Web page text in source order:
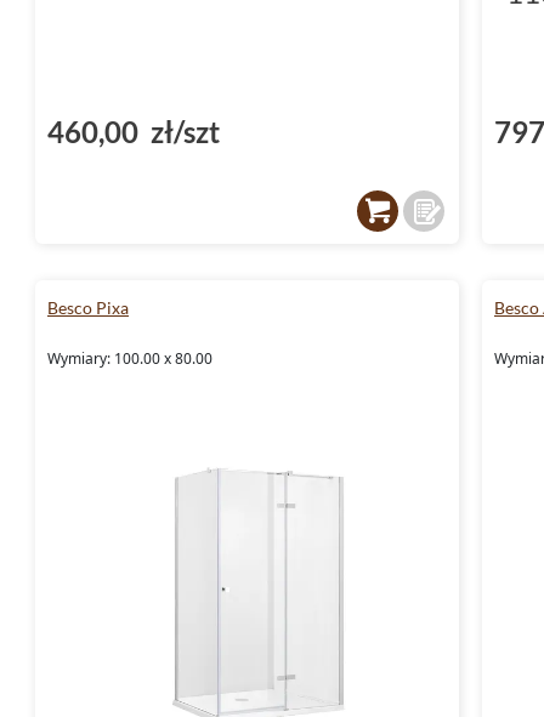
460,00 zł/szt
Besco Pixa
Wymiary: 100.00 x 80.00
Besco